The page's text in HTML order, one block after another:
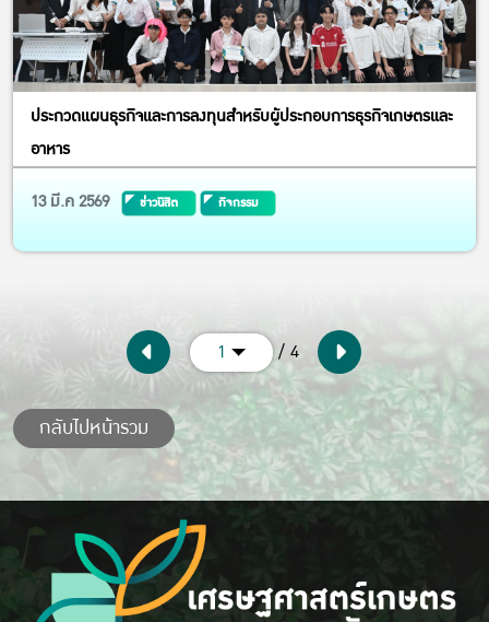
ประกวดแผนธุรกิจและการลงทุนสำหรับผู้ประกอบการธุรกิจเกษตรและ
อาหาร
13 มี.ค 2569
ข่าวนิสิต กิจกรรม
1 / 4
กลับไปหน้ารวม